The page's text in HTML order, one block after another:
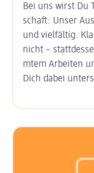
Bei uns wirst Du
schaft: Unser
und vielfältig.
nicht –
mtem Arbeiten
Dich dabei